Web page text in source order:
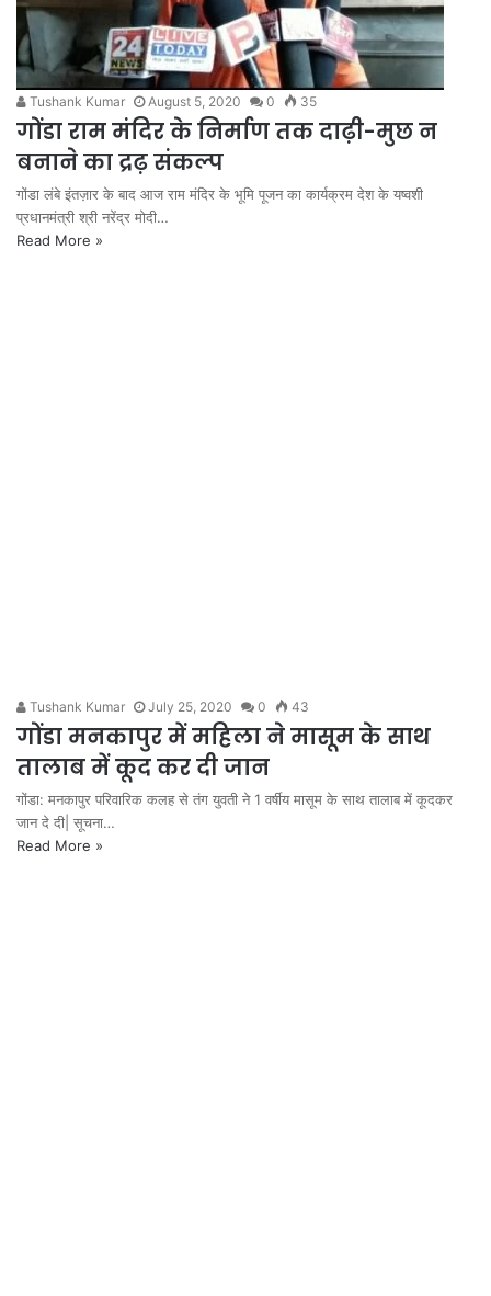
Tushank Kumar August 5, 2020 0 35
गोंडा राम मंदिर के निर्माण तक दाढ़ी-मुछ न
बनाने का द्रढ़ संकल्प
गोंडा लंबे इंतज़ार के बाद आज राम मंदिर के भूमि पूजन का कार्यक्रम देश के यष्वशी
प्रधानमंत्री श्री नरेंद्र मोदी…
Read More »
Tushank Kumar July 25, 2020 0 43
गोंडा मनकापुर में महिला ने मासूम के साथ
तालाब में कूद कर दी जान
गोंडा: मनकापुर परिवारिक कलह से तंग युवती ने 1 वर्षीय मासूम के साथ तालाब में कूदकर
जान दे दी| सूचना…
Read More »